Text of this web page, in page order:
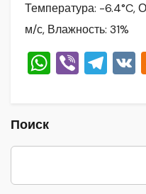
Температура: -6.4°C,
м/с, Влажность: 31%
W
A
p
Vi T
a
m
Поиск